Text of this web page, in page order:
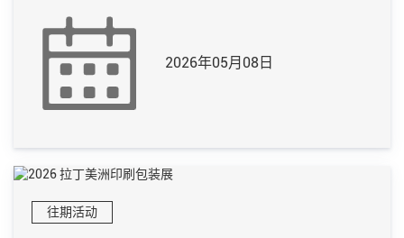
2026年05月08日
往期活动